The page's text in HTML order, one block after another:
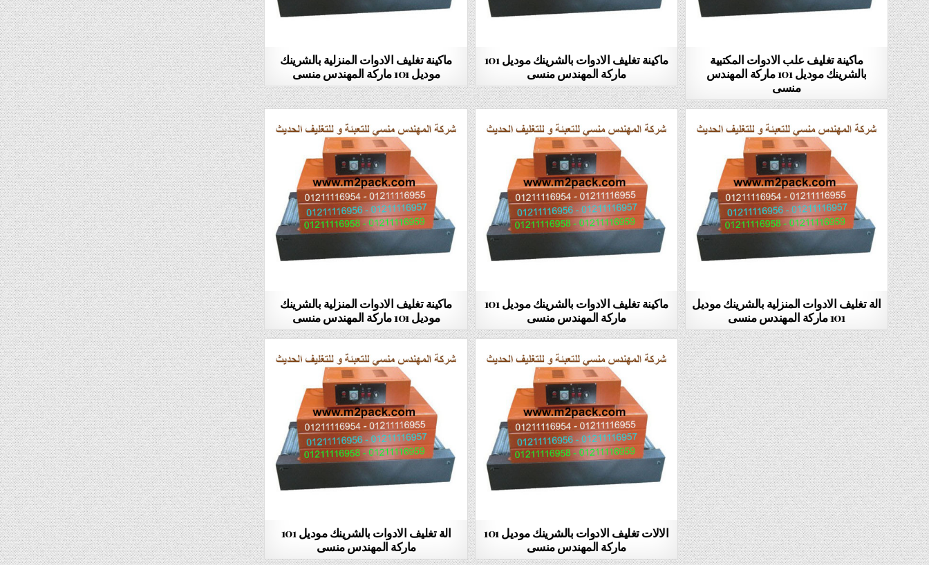
ماكينة تغليف الادوات المنزلية بالشرينك
موديل 101 ماركة المهندس منسى
ماكينة تغليف الادوات بالشرينك موديل 101
ماركة المهندس منسى
ماكينة تغليف علب الادوات المكتبية
بالشرينك موديل 101 ماركة المهندس
منسى
ماكينة تغليف الادوات المنزلية بالشرينك
موديل 101 ماركة المهندس منسى
ماكينة تغليف الادوات بالشرينك موديل 101
ماركة المهندس منسى
الة تغليف الادوات المنزلية بالشرينك موديل
101 ماركة المهندس منسى
الة تغليف الادوات بالشرينك موديل 101
ماركة المهندس منسى
الالات تغليف الادوات بالشرينك موديل 101
ماركة المهندس منسى